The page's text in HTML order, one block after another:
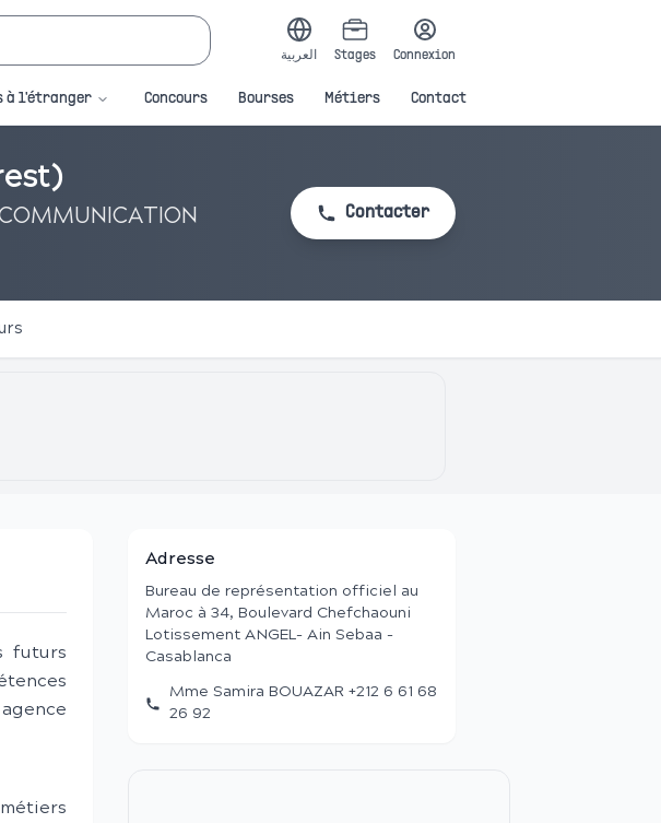
العربية Stages Connexion
à l'étranger Concours Bourses Métiers Contact
COMMUNICATION Contacter
futurs
Adresse
Bureau de représentation officiel au
Maroc à 34, Boulevard Chefchaouni
Lotissement ANGEL- Ain Sebaa -
Casablanca
Mme Samira BOUAZAR +212 6 61 68
26 92